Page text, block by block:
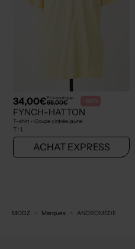
34,00€Prix boutique :
68,00€ -50%
FYNCH-HATTON
T-shirt - Coupe cintrée jaune
T : L
ACHAT EXPRESS
MODZ Marques ANDROMEDE